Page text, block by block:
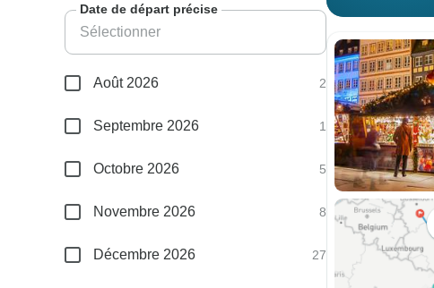
Date de départ précise
Août 2026 2
Septembre 2026 1
Octobre 2026 5
Novembre 2026 8
Décembre 2026 27